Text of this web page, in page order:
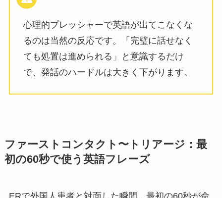
心理的プレッシャーで英語が出てこなくな
るのは当然の反応です。「完璧に話せなく
ても処置は進められる」と意識するだけ
で、発話のハードルは大きく下がります。
ファーストコンタクト〜トリアージ：最
初の60秒で使う英語フレーズ
ERで外国人患者と対面した瞬間、最初の60秒が命